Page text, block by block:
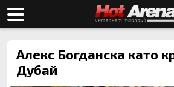
Алекс Богданска като
Дубай